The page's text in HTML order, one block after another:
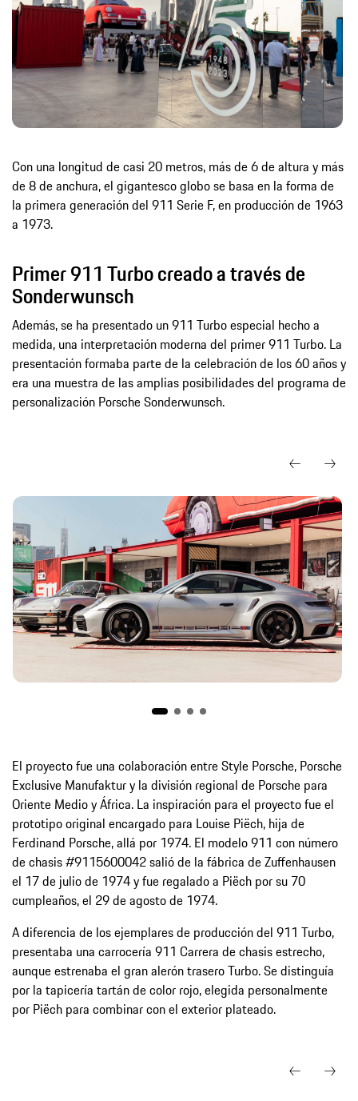
Con una longitud de casi 20 metros, más de 6 de altura y más
de 8 de anchura, el gigantesco globo se basa en la forma de
la primera generación del 911 Serie F, en producción de 1963
a 1973.
Primer 911 Turbo creado a través de
Sonderwunsch
Además, se ha presentado un 911 Turbo especial hecho a
medida, una interpretación moderna del primer 911 Turbo. La
presentación formaba parte de la celebración de los 60 años y
era una muestra de las amplias posibilidades del programa de
personalización Porsche Sonderwunsch.
El proyecto fue una colaboración entre Style Porsche, Porsche
Exclusive Manufaktur y la división regional de Porsche para
Oriente Medio y África. La inspiración para el proyecto fue el
prototipo original encargado para Louise Piëch, hija de
Ferdinand Porsche, allá por 1974. El modelo 911 con número
de chasis #9115600042 salió de la fábrica de Zuffenhausen
el 17 de julio de 1974 y fue regalado a Piëch por su 70
cumpleaños, el 29 de agosto de 1974.
A diferencia de los ejemplares de producción del 911 Turbo,
presentaba una carrocería 911 Carrera de chasis estrecho,
aunque estrenaba el gran alerón trasero Turbo. Se distinguía
por la tapicería tartán de color rojo, elegida personalmente
por Piëch para combinar con el exterior plateado.